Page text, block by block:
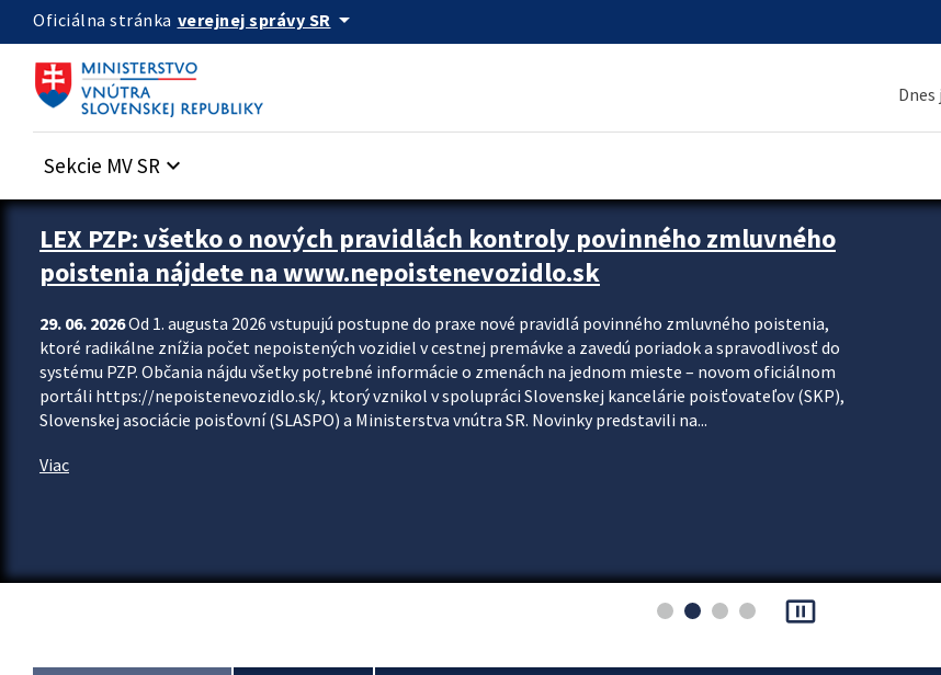
Preskocit na hlavný obsah
Oficiálna stránka verejnej správy SR arrow_drop_down
Dnes
Sekcie MV SR keyboard_arrow_down
Zastavit automatický posun upútavok
LEX PZP: všetko o nových pravidlách kontroly povinného zmluvného
poistenia nájdete na www.nepoistenevozidlo.sk
29. 06. 2026Od 1. augusta 2026 vstupujú postupne do praxe nové pravidlá povinného zmluvného poistenia,
ktoré radikálne znížia počet nepoistených vozidiel v cestnej premávke a zavedú poriadok a spravodlivosť do
systému PZP. Občania nájdu všetky potrebné informácie o zmenách na jednom mieste – novom oficiálnom
portáli https://nepoistenevozidlo.sk/, ktorý vznikol v spolupráci Slovenskej kancelárie poisťovateľov (SKP),
Slovenskej asociácie poisťovní (SLASPO) a Ministerstva vnútra SR. Novinky predstavili na...
Viac
pause_presentation